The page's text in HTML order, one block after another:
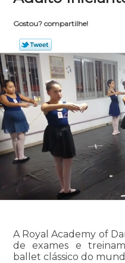
Gostou? compartilhe!
A Royal Academy of
de exames e
ballet clássico do